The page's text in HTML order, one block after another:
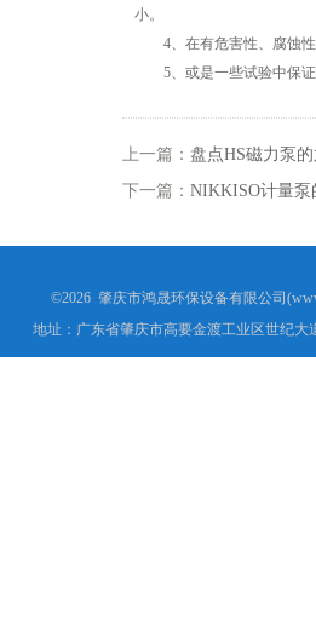
小。
4、在有危害性、腐蚀性
5、或是一些试验中保证
上一篇： 盘点HS磁力泵
下一篇： NIKKISO计量泵
©2026 肇庆市鸿晟环保设备有限公司
地址：广东省肇庆市高要金渡工业区世纪大